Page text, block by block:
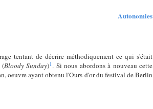
Autonomies
tentant de décrire méthodiquement ce qui s'était
(Bloody Sunday)1. Si nous abordons à nouveau cette
oeuvre ayant obtenu l'Ours d'or du festival de Berlin